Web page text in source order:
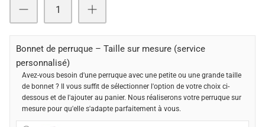
Bonnet de perruque – Taille sur mesure (service
personnalisé)
Avez-vous besoin d'une perruque avec une petite ou une grande taille
de bonnet ? Il vous suffit de sélectionner l'option de votre choix ci-
dessous et de l'ajouter au panier. Nous réaliserons votre perruque sur
mesure pour qu'elle s'adapte parfaitement à vous.